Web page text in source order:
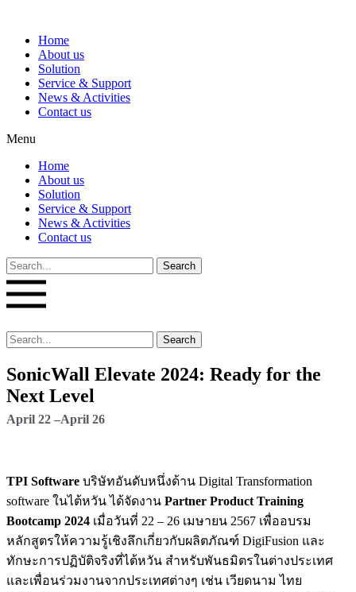
Home
About us
Solution
Service & Support
News & Activities
Contact us
Menu
Home
About us
Solution
Service & Support
News & Activities
Contact us
Search
Search
SonicWall Elevate 2024: Ready for the
Next Level
April 22 –April 26
TPI Software บริษัทอันดับหนึ่งด้าน Digital Transformation
software ในไต้หวัน ได้จัดงาน Partner Product Training
Bootcamp 2024 เมื่อวันที่ 22 – 26 เมษายน 2567 เพื่ออบรม
หลักสูตรให้ความรู้เชิงลึกเกี่ยวกับผลิตภัณฑ์ DigiFusion และ
ทักษะการปฏิบัติจริงที่ไต้หวัน สำหรับพันธมิตรในต่างประเทศ
และเพื่อนร่วมงานจากประเทศต่างๆ เช่น เวียดนาม ไทย